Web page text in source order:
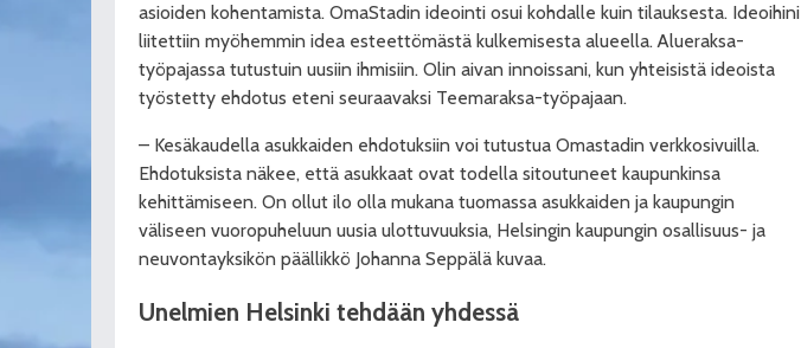
asioiden kohentamista. OmaStadin ideointi osui kohdalle kuin tilauksesta. Ideoihini
liitettiin myöhemmin idea esteettömästä kulkemisesta alueella. Alueraksa-
työpajassa tutustuin uusiin ihmisiin. Olin aivan innoissani, kun yhteisistä ideoista
työstetty ehdotus eteni seuraavaksi Teemaraksa-työpajaan.
– Kesäkaudella asukkaiden ehdotuksiin voi tutustua Omastadin verkkosivuilla.
Ehdotuksista näkee, että asukkaat ovat todella sitoutuneet kaupunkinsa
kehittämiseen. On ollut ilo olla mukana tuomassa asukkaiden ja kaupungin
väliseen vuoropuheluun uusia ulottuvuuksia, Helsingin kaupungin osallisuus- ja
neuvontayksikön päällikkö Johanna Seppälä kuvaa.
Unelmien Helsinki tehdään yhdessä